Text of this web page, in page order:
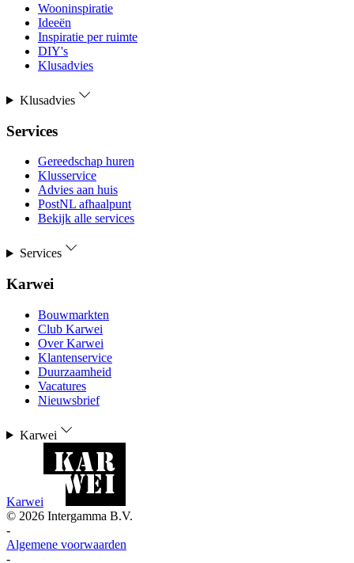
Wooninspiratie
Ideeën
Inspiratie per ruimte
DIY's
Klusadvies
Klusadvies
Services
Gereedschap huren
Klusservice
Advies aan huis
PostNL afhaalpunt
Bekijk alle services
Services
Karwei
Bouwmarkten
Club Karwei
Over Karwei
Klantenservice
Duurzaamheid
Vacatures
Nieuwsbrief
Karwei
Karwei
© 2026 Intergamma B.V.
-
Algemene voorwaarden
-